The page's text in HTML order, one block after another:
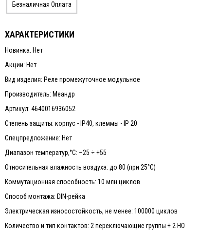
Безналичная Оплата
ХАРАКТЕРИСТИКИ
Новинка: Нет
Акции: Нет
Вид изделия: Реле промежуточное модульное
Производитель: Меандр
Артикул: 4640016936052
Степень защиты: корпус - IP40, клеммы - IP 20
Спецпредложение: Нет
Диапазон температур,°С: –25 ÷ +55
Относительная влажность воздуха: до 80 (при 25°С)
Коммутационная способность: 10 млн.циклов.
Способ монтажа: DIN-рейка
Электрическая износостойкость, не менее: 100000 циклов
Количество и тип контактов: 2 переключающие группы + 2 НО